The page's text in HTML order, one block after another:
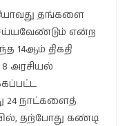
தங்களை
என்ற
14ஆம் திகதி
அரசியல்
நாட்களைத்
தற்போது கண்டி